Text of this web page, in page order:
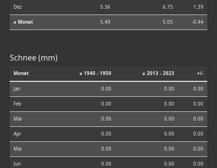
Dez 5.36 6.75 1.39
⌀ Monat 5.49 5.05 -0.44
Schnee (mm)
Monat ⌀ 1940 - 1950 ⌀ 2013 - 2023 +/-
Jan 0.00 0.00 0.00
Feb 0.00 0.00 0.00
Mär 0.00 0.00 0.00
Apr 0.00 0.00 0.00
Mai 0.00 0.00 0.00
Jun 0.00 0.00 0.00